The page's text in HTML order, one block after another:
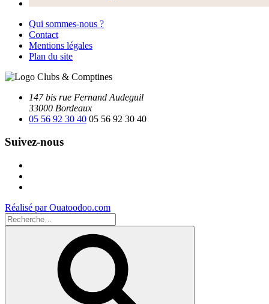
Qui sommes-nous ?
Contact
Mentions légales
Plan du site
147 bis rue Fernand Audeguil
33000 Bordeaux
05 56 92 30 40 05 56 92 30 40
Suivez-nous
Réalisé par Ouatoodoo.com
Recherche
pour